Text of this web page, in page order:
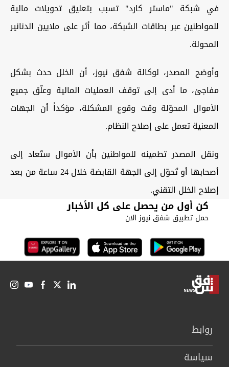
في شبكة "ماستر كارد" تسبب بتعليق تحويلات مالية
للمواطنين عبر بطاقات الشبكة، مما أثر على ملايين الدنانير
المحولة.
وأوضح المصدر، لوكالة شفق نيوز، أن الخلل حدث بشكل
مفاجئ، ما أدى إلى توقف العمليات المالية وعلّق جميع
الأموال المحوّلة وقت وقوع المشكلة، مؤكداً أن الجهات
المعنية تعمل على إصلاح النظام.
ونقل المصدر تطمينه للمواطنين بأن الأموال ستُعاد إلى
أصحابها أو تُحوّل إلى الجهة القابضة خلال 24 ساعة من بعد
إصلاح الخلل التقني.
كن أول من يحصل على كل الأخبار
حمل تطبيق شفق نيوز الان
روابط
سیاسة